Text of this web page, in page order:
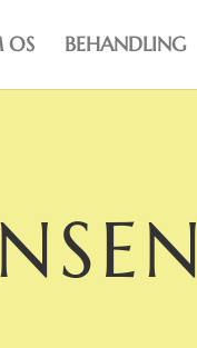
OS BEHANDLING